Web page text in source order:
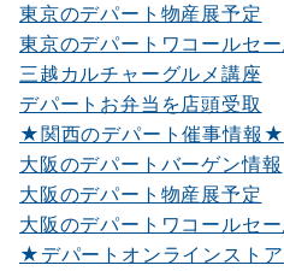
東京のデパート物産展予定
東京のデパートワコールセ
三越カルチャーグルメ講座
デパートお弁当を店頭受取
★関西のデパート催事情報★
大阪のデパートバーゲン情報
大阪のデパート物産展予定
大阪のデパートワコールセ
★デパートオンラインスト